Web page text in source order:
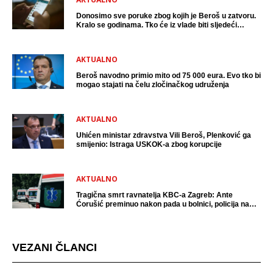
Donosimo sve poruke zbog kojih je Beroš u zatvoru.
Kralo se godinama. Tko će iz vlade biti sljedeći
AKTUALNO
Beroš navodno primio mito od 75 000 eura. Evo tko bi
mogao stajati na čelu zločinačkog udruženja
AKTUALNO
Uhićen ministar zdravstva Vili Beroš, Plenković ga
smijenio: Istraga USKOK-a zbog korupcije
AKTUALNO
Tragična smrt ravnatelja KBC-a Zagreb: Ante
Ćorušić preminuo nakon pada u bolnici, policija na
VEZANI ČLANCI